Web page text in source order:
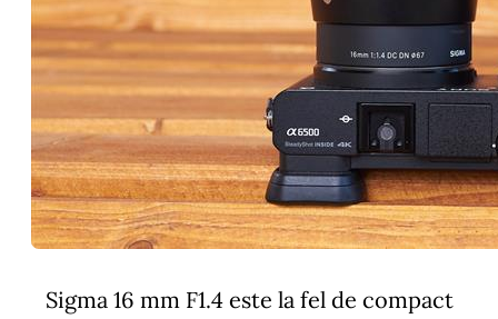
Sigma 16 mm F1.4 este la fel de compact